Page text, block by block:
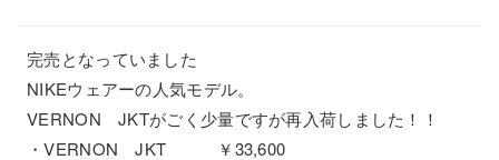
完売となっていました
NIKEウェアーの人気モデル。
VERNON JKTがごく少量ですが再入荷しました！！
・VERNON JKT ￥33,600